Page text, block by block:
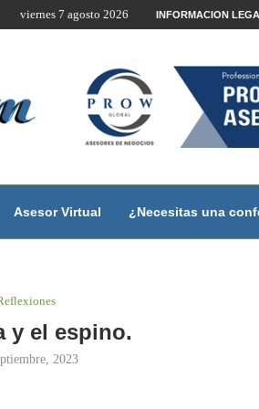
por Internet y Videoconferencia.
viernes 7 agosto 2026 INFORMACION
Asesor Virtual ¿Necesitas una
y el espino.
2023